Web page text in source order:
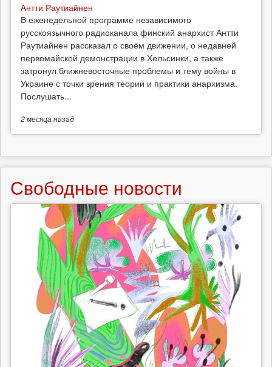
Антти Раутиайнен
В еженедельной программе независимого
русскоязычного радиоканала финский анархист Антти
Раутиайнен рассказал о своём движении, о недавней
первомайской демонстрации в Хельсинки, а также
затронул ближневосточные проблемы и тему войны в
Украине с точки зрения теории и практики анархизма.
Послушать...
2 месяца назад
Свободные новости